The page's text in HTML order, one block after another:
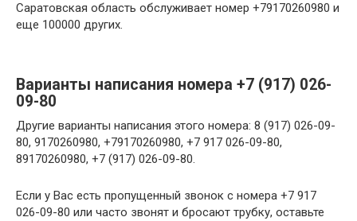
Саратовская область обслуживает номер +79170260980 и
еще 100000 других.
Варианты написания номера +7 (917) 026-
09-80
Другие варианты написания этого номера: 8 (917) 026-09-
80, 9170260980, +79170260980, +7 917 026-09-80,
89170260980, +7 (917) 026-09-80.
Если у Вас есть пропущенный звонок с номера +7 917
026-09-80 или часто звонят и бросают трубку, оставьте